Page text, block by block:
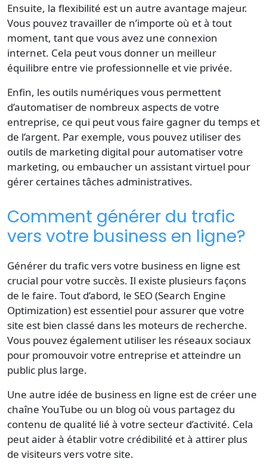
Ensuite, la flexibilité est un autre avantage majeur.
Vous pouvez travailler de n’importe où et à tout
moment, tant que vous avez une connexion
internet. Cela peut vous donner un meilleur
équilibre entre vie professionnelle et vie privée.
Enfin, les outils numériques vous permettent
d’automatiser de nombreux aspects de votre
entreprise, ce qui peut vous faire gagner du temps et
de l’argent. Par exemple, vous pouvez utiliser des
outils de marketing digital pour automatiser votre
marketing, ou embaucher un assistant virtuel pour
gérer certaines tâches administratives.
Comment générer du trafic
vers votre business en ligne?
Générer du trafic vers votre business en ligne est
crucial pour votre succès. Il existe plusieurs façons
de le faire. Tout d’abord, le SEO (Search Engine
Optimization) est essentiel pour assurer que votre
site est bien classé dans les moteurs de recherche.
Vous pouvez également utiliser les réseaux sociaux
pour promouvoir votre entreprise et atteindre un
public plus large.
Une autre idée de business en ligne est de créer une
chaîne YouTube ou un blog où vous partagez du
contenu de qualité lié à votre secteur d’activité. Cela
peut aider à établir votre crédibilité et à attirer plus
de visiteurs vers votre site.